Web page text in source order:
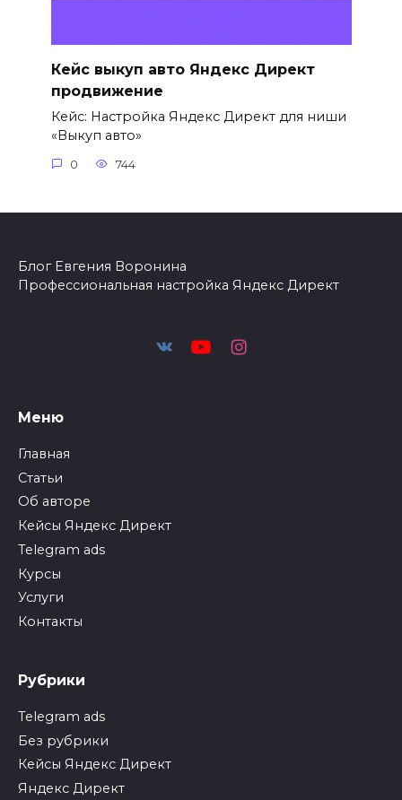
Кейс выкуп авто Яндекс Директ
продвижение
Кейс: Настройка Яндекс Директ для ниши
«Выкуп авто»
0 744
Блог Евгения Воронина
Профессиональная настройка Яндекс Директ
Меню
Главная
Статьи
Об авторе
Кейсы Яндекс Директ
Telegram ads
Курсы
Услуги
Контакты
Рубрики
Telegram ads
Без рубрики
Кейсы Яндекс Директ
Яндекс Директ